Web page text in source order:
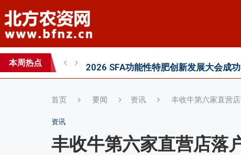
本周热点
科学试验铺就增效肥研发路，示范推广
丰收牛第六家直营店落户曹县！
首页 要闻 资讯 丰收牛第六家直营店
资讯
丰收牛第六家直营店落